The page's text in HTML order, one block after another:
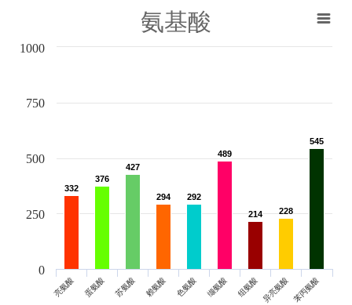
氨基酸
332
332
376
376
427
427
294
294 292
292
489
489
214
214 228
228
545
545
亮氨酸 蛋氨酸 苏氨酸 赖氨酸 色氨酸 缬氨酸 组氨酸 异亮氨酸苯丙氨酸
0
250
500
750
1000